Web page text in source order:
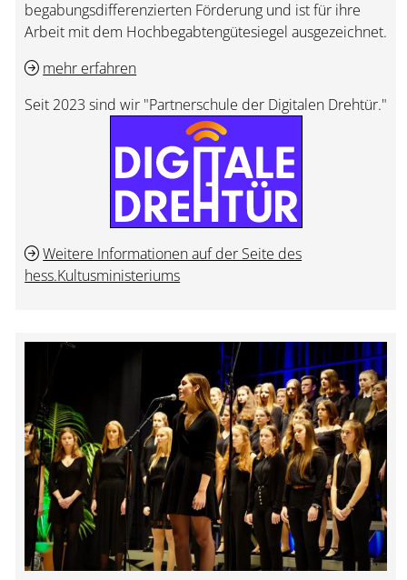
begabungsdifferenzierten Förderung und ist für ihre
Arbeit mit dem Hochbegabtengütesiegel ausgezeichnet.
mehr erfahren
Seit 2023 sind wir "Partnerschule der Digitalen Drehtür."
Weitere Informationen auf der Seite des
hess.Kultusministeriums